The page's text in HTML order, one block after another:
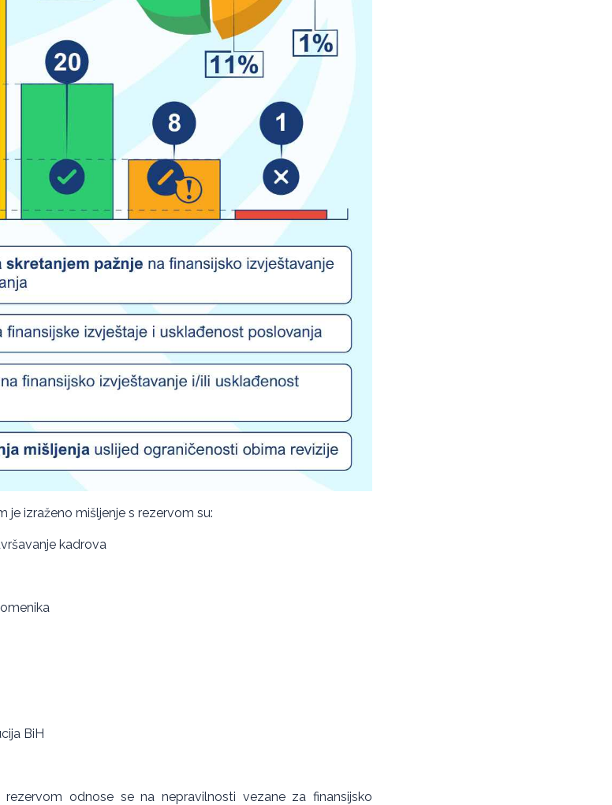
je izraženo mišljenje s rezervom su:
kadrova
BiH
odnose se na nepravilnosti vezane za finansijsko